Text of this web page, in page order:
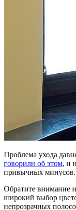
Проблема ухода
говорили об этом, и
привычных минусов.
Обратите внимание
широкий выбор
непрозрачных